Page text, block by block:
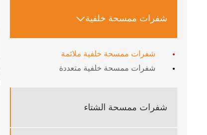
شفرات ممسحة خلفية
شفرات ممسحة خلفية ملائمة
شفرات ممسحة خلفية متعددة
شفرات ممسحة الشتاء